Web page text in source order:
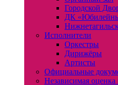
Городской
ДК
Исполнители
Оркестры
Дирижёры
Артисты
Официальные
Независимая оценка